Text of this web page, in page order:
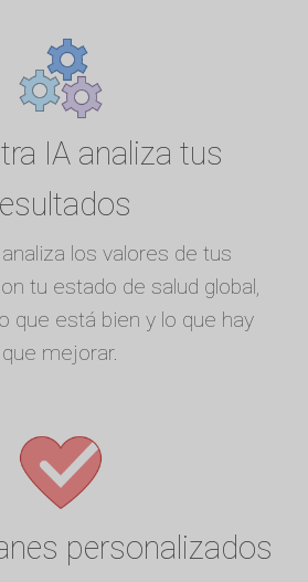
IA analiza tus
los valores de tus
tu estado de salud global,
que está bien y lo que hay
que mejorar.
personalizados